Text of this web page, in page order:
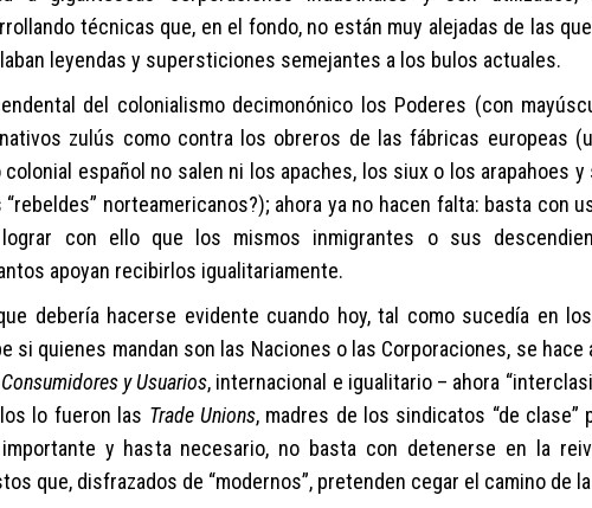
técnicas que, en el fondo, no están muy alejadas de las
leyendas y supersticiones semejantes a los bulos actuales.
del colonialismo decimonónico los Poderes (con
nativos zulús como contra los obreros de las fábricas europeas
colonial español no salen ni los apaches, los siux o los arapahoes
norteamericanos?); ahora ya no hacen falta: basta con
r con elloque los mismos inmigrantes o sus
apoyan recibirlos igualitariamente.
debería hacerse evidente cuando hoy, tal como sucedía en
si quienes mandan son las Naciones o las Corporaciones, se hace
Consumidores yUsuarios, internacional e igualitario – ahora
lo fueron las Trade Unions, madres de los sindicatos “de clase”
y hasta necesario, no basta con detenerse en la
que, disfrazados de “modernos”, pretenden cegar el camino de